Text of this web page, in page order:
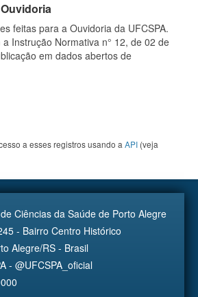
feitas para a Ouvidoria da UFCSPA.
Instrução Normativa n° 12, de 02 de
em dados abertos de
a esses registros usando a API (veja
Ciências da Saúde de Porto Alegre
- Bairro Centro Histórico
Alegre/RS - Brasil
- @UFCSPA_oficial